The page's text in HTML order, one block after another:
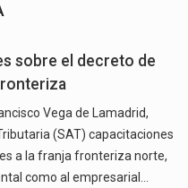
sobre el decreto de
Vega de Lamadrid,
(SAT) capacitaciones
a la franja fronteriza norte,
como al empresarial…